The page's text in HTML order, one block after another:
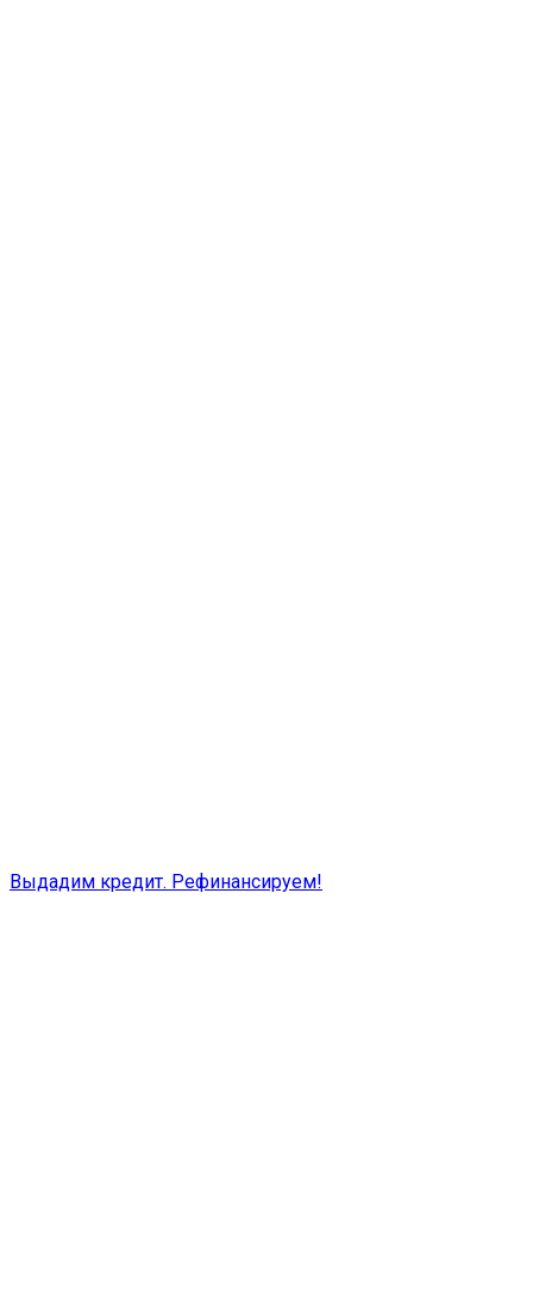
Выдадим кредит. Рефинансируем!